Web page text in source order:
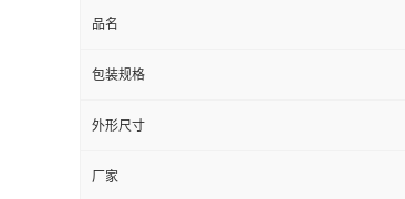
品名
包装规格
外形尺寸
厂家